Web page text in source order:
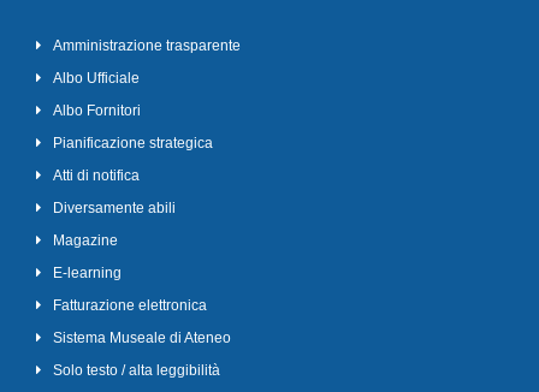
Amministrazione trasparente
Albo Ufficiale
Albo Fornitori
Pianificazione strategica
Atti di notifica
Diversamente abili
Magazine
E-learning
Fatturazione elettronica
Sistema Museale di Ateneo
Solo testo / alta leggibilità